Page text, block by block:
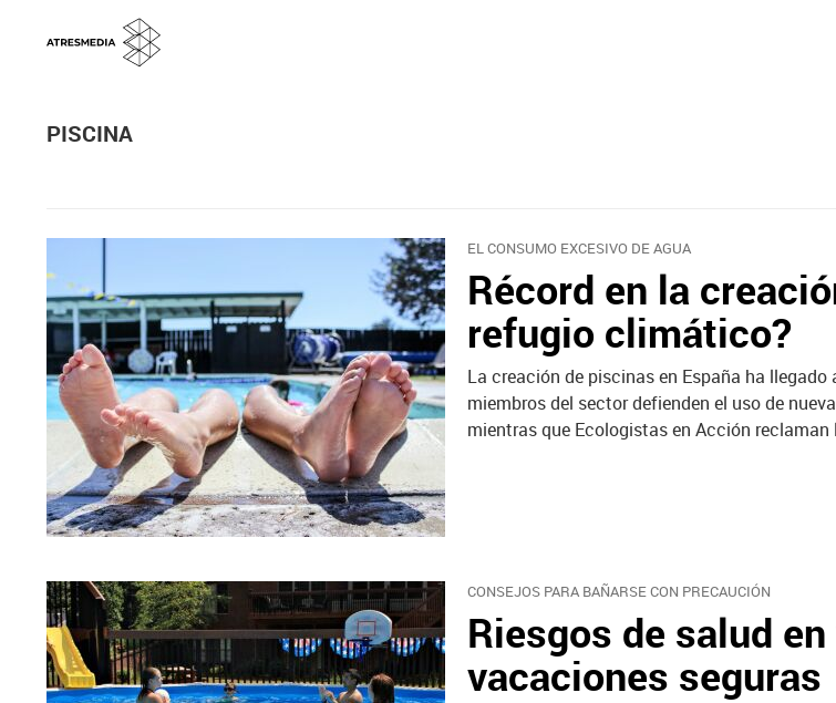
PISCINA
EL CONSUMO EXCESIVO DE AGUA
Récord en la
refugio climático?
La creación de piscinas en España ha
miembros del sector defienden el uso de
mientras que Ecologistas en Acción
CONSEJOS PARA BAÑARSE CON PRECAUCIÓN
Riesgos de salud
vacaciones seguras